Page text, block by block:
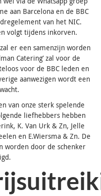
aan Barcelona en de BBC
van het NIC.
volgt tijdens inkorven.
er een samenzijn worden
Catering’ zal voor de
voor de BBC leden en
aanwezigen wordt een
van onze sterk spelende
liefhebbers hebben
K. Van Urk & Zn, Jelle
en E.Wiersma & Zn. De
worden door de schenker